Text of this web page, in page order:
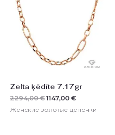
Zelta ķēdīte 7.17gr
2294,00€ 1147,00 €
Женские золотые цепочки